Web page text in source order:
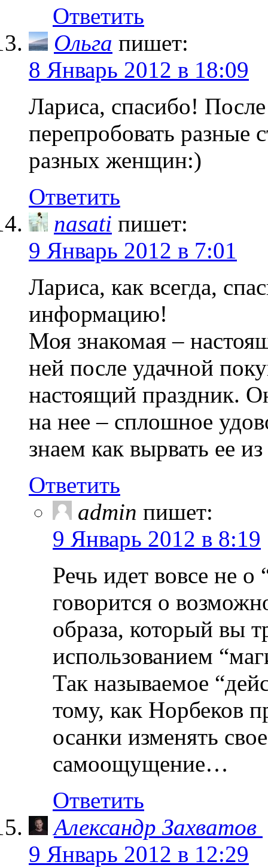
Ответить
Ольга пишет:
8 Январь 2012 в 18:09
Лариса, спасибо!
перепробовать разные
разных женщин:)
Ответить
nasati пишет:
9 Январь 2012 в 7:01
Лариса, как всегда,
информацию!
Моя знакомая –
ней после удачной
настоящий праздник.
на нее – сплошное
знаем как вырвать ее
Ответить
admin пишет:
9 Январь 2012 в 8:19
Речь идет вовсе не о
говорится о
образа, который вы
использованием
Так называемое
тому, как Норбеков
осанки изменять
самоощущение…
Ответить
Александр Захватов
9 Январь 2012 в 12:29